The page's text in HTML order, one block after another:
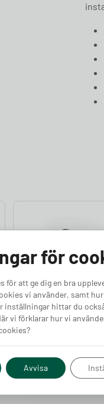
Tesla Wall
Frontkåpa
Finns i lager
1 990
för
för att ge dig en bra
vi använder, samt
inställningar hittar du
vi förklarar hur vi
Avvisa